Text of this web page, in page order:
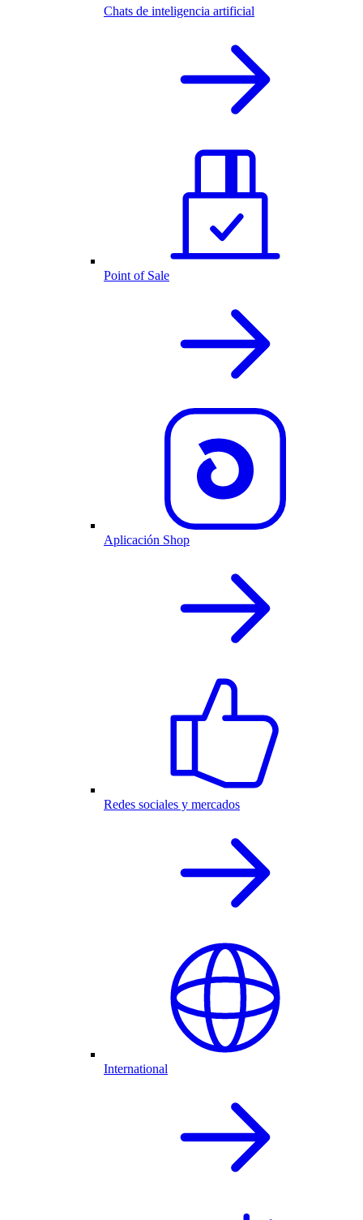
Chats de inteligencia artificial
Point of Sale
Aplicación Shop
Redes sociales y mercados
International